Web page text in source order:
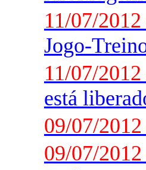
11/07/2012
Jogo-
11/07/2012
está
09/07/2012
09/07/2012